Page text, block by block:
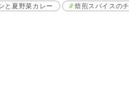
と夏野菜カレー 焙煎スパイスの